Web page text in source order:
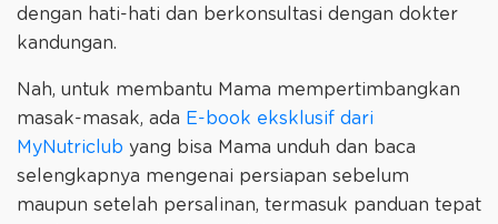
dengan hati-hati dan berkonsultasi dengan dokter
kandungan.
Nah, untuk membantu Mama mempertimbangkan
masak-masak, ada E-book eksklusif dari
MyNutriclub yang bisa Mama unduh dan baca
selengkapnya mengenai persiapan sebelum
maupun setelah persalinan, termasuk panduan tepat